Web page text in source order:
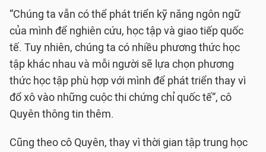
“Chúng ta vẫn có thể phát triển kỹ năng ngôn ngữ
của mình để nghiên cứu, học tập và giao tiếp quốc
tế. Tuy nhiên, chúng ta có nhiều phương thức học
tập khác nhau và mỗi người sẽ lựa chọn phương
thức học tập phù hợp với mình để phát triển thay vì
đổ xô vào những cuộc thi chứng chỉ quốc tế”, cô
Quyên thông tin thêm.
Cũng theo cô Quyên, thay vì thời gian tập trung học